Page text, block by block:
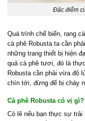
Đặc điểm
Quá trình chế biến, rang
cà phê Robusta ta cần
những trang thiết bị hiện
quả cà phê tươi, đó là
Robusta cần phải vừa độ
chín tới, đừng để bị cháy
Cà phê Robusta có vị gì?
Có lẽ nếu bạn thực sự trải